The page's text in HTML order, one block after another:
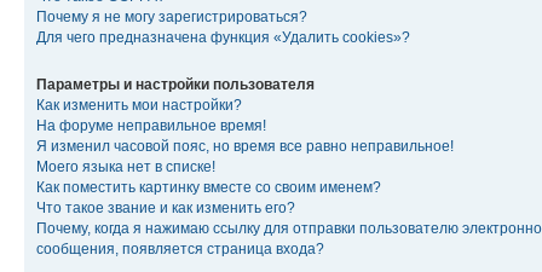
Почему я не могу зарегистрироваться?
Для чего предназначена функция «Удалить cookies»?
Параметры и настройки пользователя
Как изменить мои настройки?
На форуме неправильное время!
Я изменил часовой пояс, но время все равно неправильное!
Моего языка нет в списке!
Как поместить картинку вместе со своим именем?
Что такое звание и как изменить его?
Почему, когда я нажимаю ссылку для отправки пользователю
сообщения, появляется страница входа?